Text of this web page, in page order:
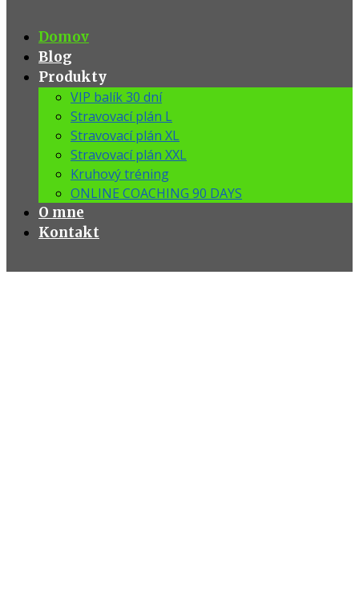
Domov
Blog
Produkty
VIP balík 30 dní
Stravovací plán L
Stravovací plán XL
Stravovací plán XXL
Kruhový tréning
ONLINE COACHING 90 DAYS
O mne
Kontakt